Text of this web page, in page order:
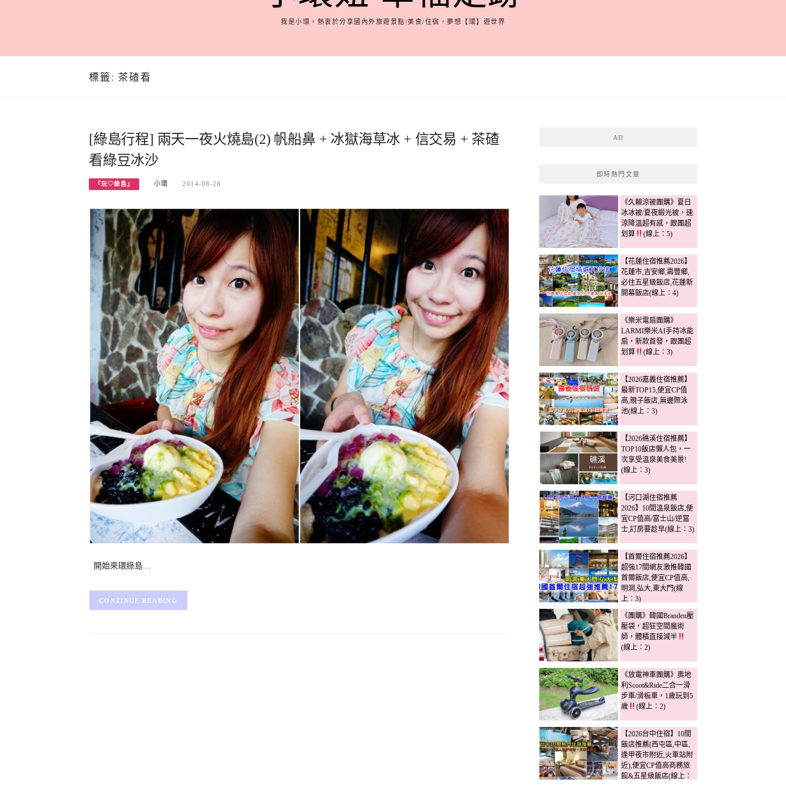
我是小環，熱衷於分享國內外旅遊景點/美食/住宿，夢想【環】遊世界
標籤: 茶碴看
[綠島行程] 兩天一夜火燒島(2) 帆船鼻 + 冰獄海草冰 + 信交易 + 茶碴
看綠豆冰沙
『玩♡綠島』 小環 2014-08-28
開始來環綠島…
CONTINUE READING
AD
即時熱門文章
《久賴涼被團購》夏日
冰冰被/夏夜緞光被，速
涼降溫超有感，跟團超
划算
(線上：5)
【花蓮住宿推薦2026】
花蓮市,吉安鄉,壽豐鄉,
必住五星級飯店,花蓮新
開幕飯店(線上：4)
《樂米電扇團購》
LARMI樂米AI手持冰能
扇，新款首發，跟團超
划算
(線上：3)
【2026嘉義住宿推薦】
最新TOP15,便宜CP值
高,親子飯店,無邊際泳
池(線上：3)
【2026礁溪住宿推薦】
TOP10飯店懶人包，一
次享受溫泉美食美景!
(線上：3)
【河口湖住宿推薦
2026】10間溫泉飯店,便
宜CP值高/富士山/逆富
士,訂房要趁早(線上：3)
【首爾住宿推薦2026】
超強17間網友激推韓國
首爾飯店,便宜CP值高,
明洞,弘大,東大門(線
上：3)
《團購》韓國Branden壓
壓袋，超狂空間魔術
師，體積直接減半
(線上：2)
《放電神車團購》奧地
利Scoot&Ride二合一滑
步車/滑板車，1歲玩到5
歲
(線上：2)
【2026台中住宿】10間
飯店推薦(西屯區,中區,
逢甲夜市附近,火車站附
近),便宜CP值高商務旅
館&五星級飯店(線上：